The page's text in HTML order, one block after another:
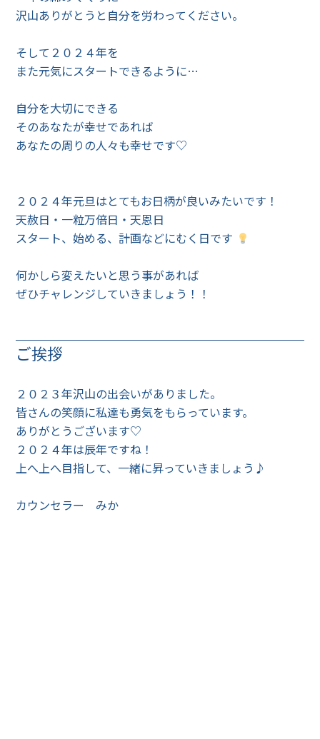
沢山ありがとうと自分を労わってください。
そして２０２４年を
また元気にスタートできるように…
自分を大切にできる
そのあなたが幸せであれば
あなたの周りの人々も幸せです♡
２０２４年元旦はとてもお日柄が良いみたいです！
天赦日・一粒万倍日・天恩日
スタート、始める、計画などにむく日です
何かしら変えたいと思う事があれば
ぜひチャレンジしていきましょう！！
ご挨拶
２０２３年沢山の出会いがありました。
皆さんの笑顔に私達も勇気をもらっています。
ありがとうございます♡
２０２４年は辰年ですね！
上へ上へ目指して、一緒に昇っていきましょう♪
カウンセラー みか